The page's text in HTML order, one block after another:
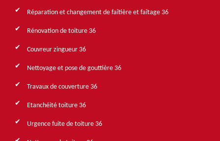
Réparation et changement de faîtière et faîtage 36
Rénovation de toiture 36
Couvreur zingueur 36
Nettoyage et pose de gouttière 36
Travaux de couverture 36
Etanchéité toiture 36
Urgence fuite de toiture 36